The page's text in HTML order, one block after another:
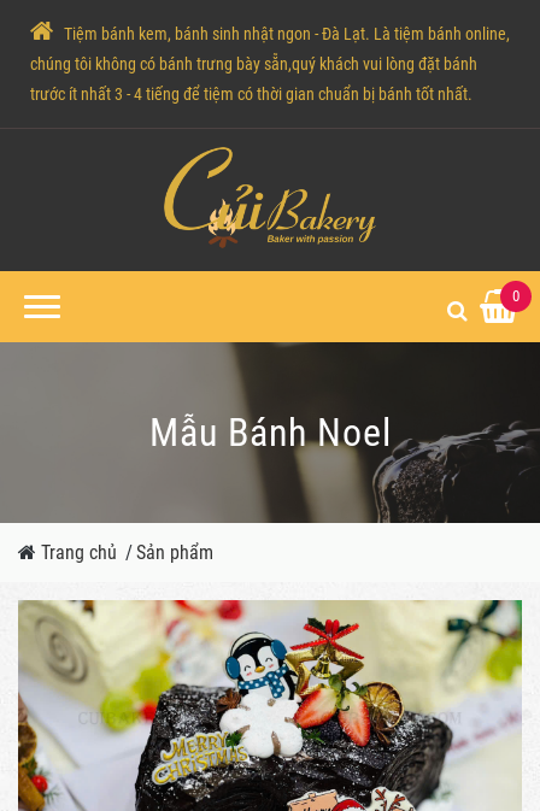
Tiệm bánh kem, bánh sinh nhật ngon - Đà Lạt. Là tiệm bánh online,
chúng tôi không có bánh trưng bày sẵn,quý khách vui lòng đặt bánh
trước ít nhất 3 - 4 tiếng để tiệm có thời gian chuẩn bị bánh tốt nhất.
0
Mẫu Bánh Noel
Trang chủ /Sản phẩm